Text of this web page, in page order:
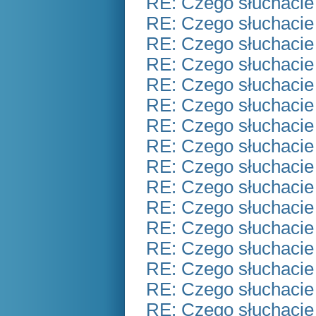
RE: Czego
RE: Czego
RE: Czego
RE: Czego
RE: Czego
RE: Czego
RE: Czego
RE: Czego
RE: Czego
RE: Czego
RE: Czego
RE: Czego
RE: Czego
RE: Czego
RE: Czego